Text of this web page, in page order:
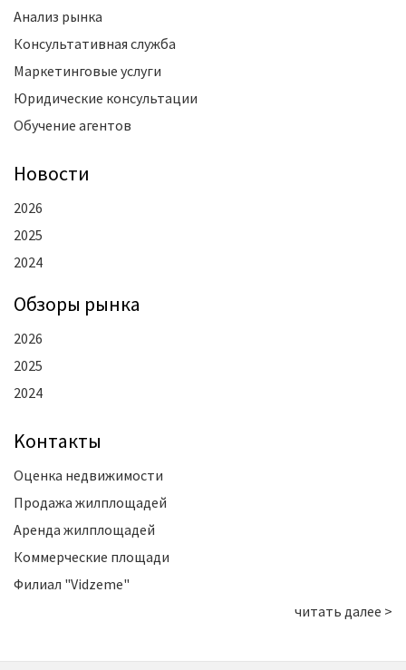
Анализ рынка
Консультативная служба
Маркетинговые услуги
Юридические консультации
Обучение агентов
Новости
2026
2025
2024
Oбзоры рынка
2026
2025
2024
Kонтакты
Оценка недвижимости
Продажа жилплощадей
Аренда жилплощадей
Коммерческие площади
Филиал "Vidzeme"
читать далее >